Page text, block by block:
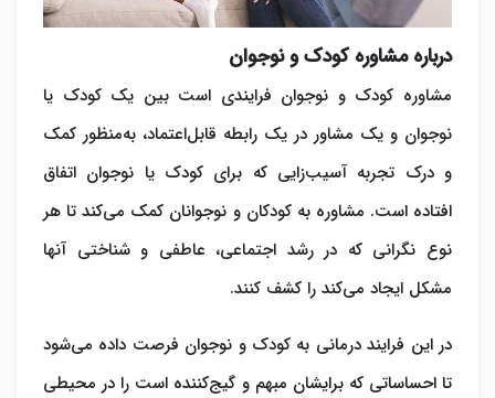
درباره مشاوره کودک و نوجوان
مشاوره کودک و نوجوان فرایندی است بین یک کودک یا
نوجوان و یک مشاور در یک رابطه قابل‌اعتماد، به‌منظور کمک
و درک تجربه آسیب‌زایی که برای کودک یا نوجوان اتفاق
افتاده است. مشاوره به کودکان و نوجوانان کمک می‌کند تا هر
نوع نگرانی که در رشد اجتماعی، عاطفی و شناختی آنها
مشکل ایجاد می‌کند را کشف کنند.
در این فرایند درمانی به کودک و نوجوان فرصت داده می‌شود
تا احساساتی که برایشان مبهم و گیج‌کننده است را در محیطی